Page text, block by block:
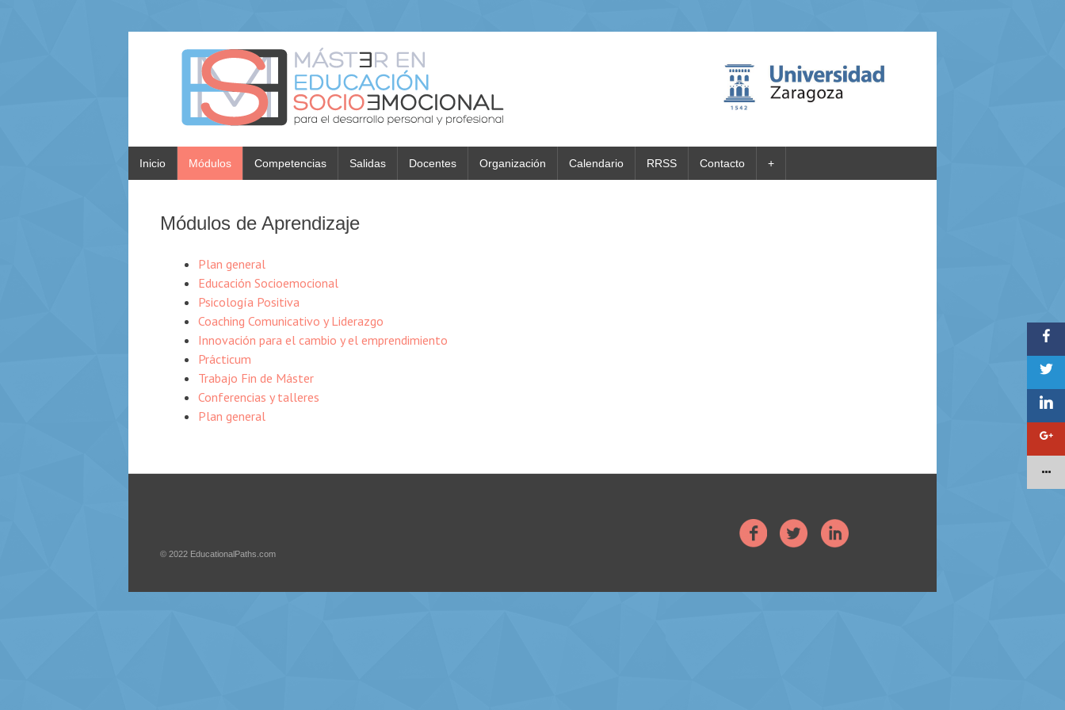
Inicio Módulos Competencias Salidas Docentes Organización Calendario RRSS Contacto +
Módulos de Aprendizaje
Plan general
Educación Socioemocional
Psicología Positiva
Coaching Comunicativo y Liderazgo
Innovación para el cambio y el emprendimiento
Prácticum
Trabajo Fin de Máster
Conferencias y talleres
Plan general
© 2022 EducationalPaths.com